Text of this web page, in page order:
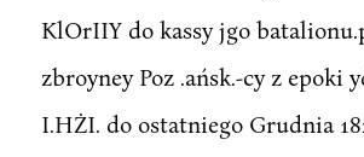
KlOrIIY do kassy jgo
zbroyney Poz .ańsk.-cy z epoki
I.HŻI. do ostatniego Grudnia